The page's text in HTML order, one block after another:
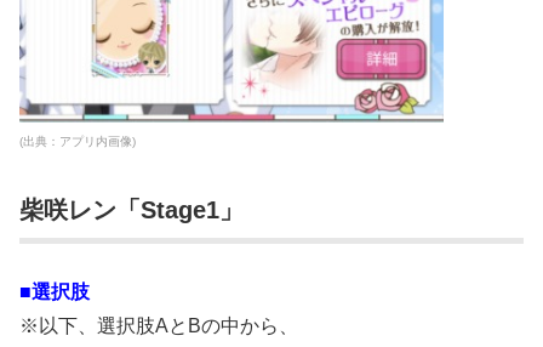
(出典：アプリ内画像)
柴咲レン「Stage1」
■選択肢
※以下、選択肢AとBの中から、